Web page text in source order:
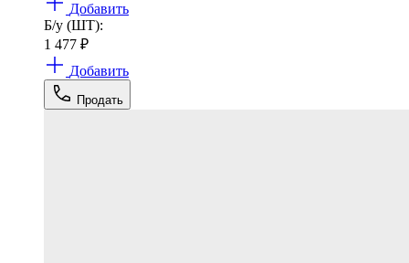
Добавить
Б/у (ШТ):
1 477 ₽
Добавить
Продать